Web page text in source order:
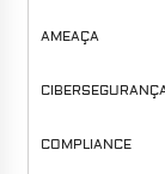
AMEAÇA
COMPLIANCE